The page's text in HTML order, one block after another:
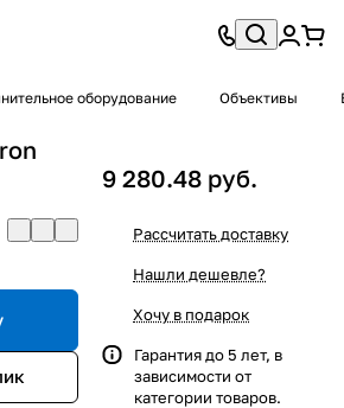
оборудование Объективы
9 280.48 руб.
Рассчитать доставку
Нашли дешевле?
Хочу в подарок
Гарантия до 5 лет, в
зависимости от
категории товаров.